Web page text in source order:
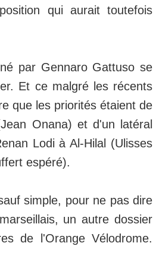
qui aurait toutefois
par Gennaro Gattuso se
Et ce malgré les récents
que les priorités étaient de
Onana) et d'un latéral
Lodi à Al-Hilal (Ulisses
espéré).
simple, pour ne pas dire
un autre dossier
de l'Orange Vélodrome.